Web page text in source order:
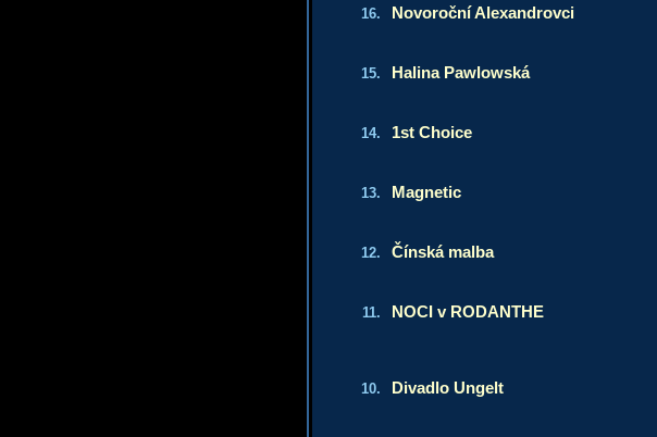
16. Novoroční Alexandrovci
15. Halina Pawlowská
14. 1st Choice
13. Magnetic
12. Čínská malba
11. NOCI v RODANTHE
10. Divadlo Ungelt